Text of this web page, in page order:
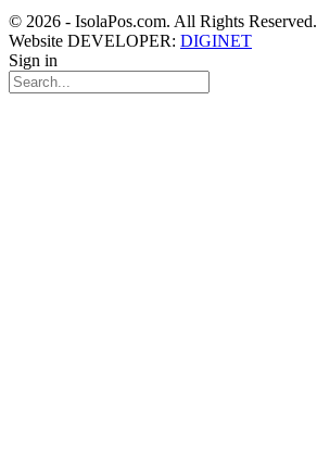
© 2026 - IsolaPos.com. All Rights Reserved.
Website DEVELOPER: DIGINET
Sign in